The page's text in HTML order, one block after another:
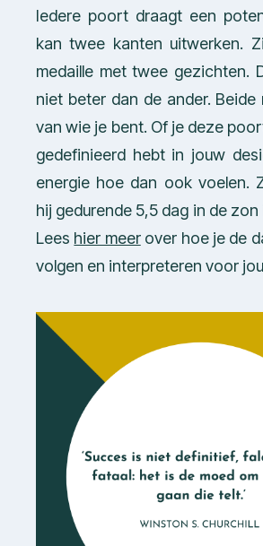
Iedere poort draagt een
kan twee kanten uitwerken.
medaille met twee gezichten.
niet beter dan de ander. Beide
van wie je bent. Of je deze
gedefinieerd hebt in jouw
energie hoe dan ook voelen.
hij gedurende 5,5 dag in de
Lees hier meerover hoe je de
volgen en interpreteren voor